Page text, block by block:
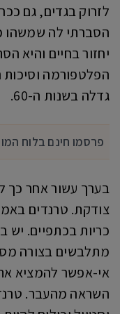
לזרוק בגדים, גם
הסברתי לה שמשהו
יחזור בחיים והיא
הפלטפורמה
גדלה בשנות ה-60.
פרסמו חינם בלוח
בערך עשור אחר כך
צודקת. טרנדים
כריות בכתפיים. יש
מתלבשים בצורה
אי-אפשר להמציא את
השראה מהעבר.